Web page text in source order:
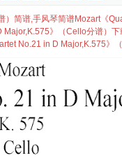
简谱,手风琴简谱Mozart《
》（Cello分谱）下
No.21 in D Major,K.575》